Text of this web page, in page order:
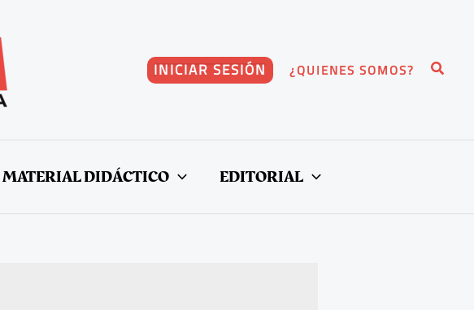
INICIAR SESIÓN ¿QUIENES SOMOS? Buscar
MATERIAL DIDÁCTICO EDITORIAL